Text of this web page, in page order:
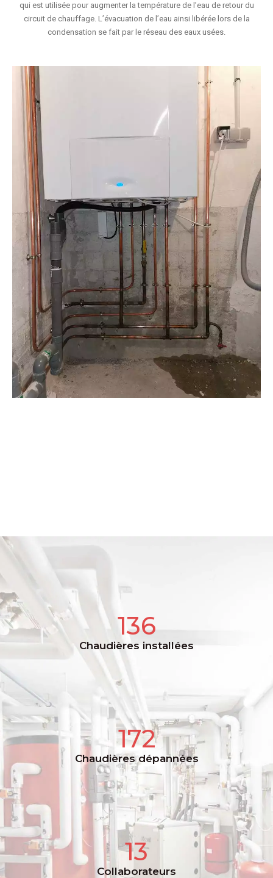
qui est utilisée pour augmenter la température de l’eau de retour du
circuit de chauffage. L’évacuation de l’eau ainsi libérée lors de la
condensation se fait par le réseau des eaux usées.
136
Chaudières installées
172
Chaudières dépannées
13
Collaborateurs